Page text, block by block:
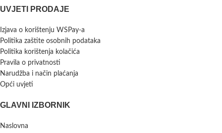
UVJETI PRODAJE
Izjava o korištenju WSPay-a
Politika zaštite osobnih podataka
Politika korištenja kolačića
Pravila o privatnosti
Narudžba i način plaćanja
Opći uvjeti
GLAVNI IZBORNIK
Naslovna